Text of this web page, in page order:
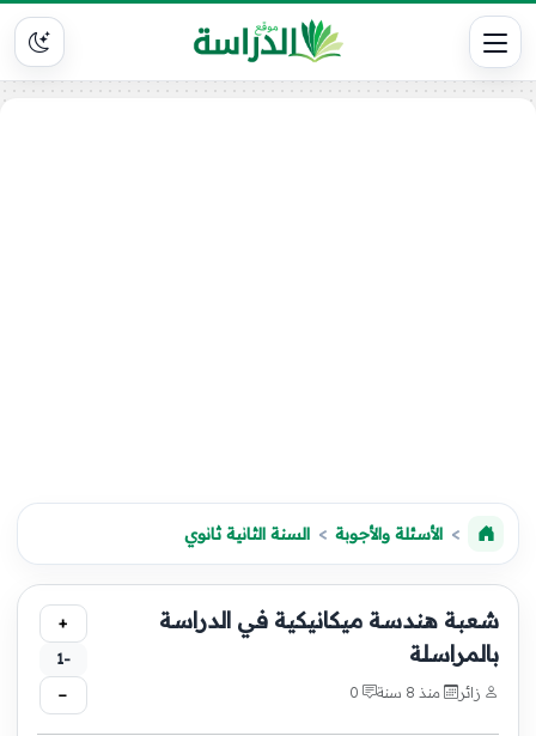
الأسئلة والأجوبة السنة الثانية ثانوي
شعبة هندسة ميكانيكية في الدراسة
بالمراسلة
زائر منذ 8 سنة
+
-1
−